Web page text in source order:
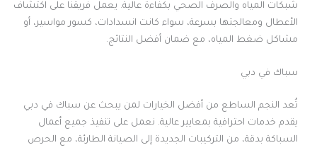
شبكات المياه والصرف الصحي بكفاءة عالية. يعمل فريقنا على اكتشاف
الأعطال ومعالجتها بسرعة، سواء كانت انسدادات، كسور مواسير، أو
مشاكل ضغط المياه، مع ضمان أفضل النتائج.
سباك في دبي
تُعد النجم الساطع من أفضل الخيارات لمن يبحث عن سباك في دبي
يقدم خدمات احترافية بمعايير عالية. نعمل على تنفيذ جميع أعمال
السباكة بدقة، من التركيبات الجديدة إلى الصيانة الطارئة، مع الحرص